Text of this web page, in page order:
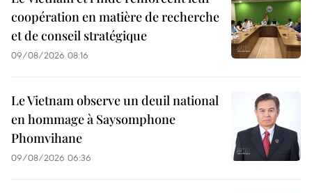
coopération en matière de recherche
et de conseil stratégique
09/08/2026 08:16
Le Vietnam observe un deuil national
en hommage à Saysomphone
Phomvihane
09/08/2026 06:36